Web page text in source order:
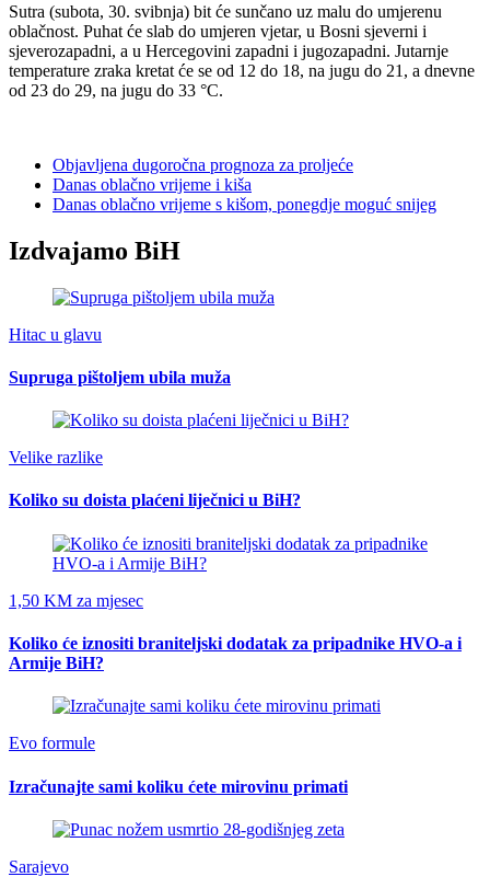
Sutra (subota, 30. svibnja) bit će sunčano uz malu do umjerenu
oblačnost. Puhat će slab do umjeren vjetar, u Bosni sjeverni i
sjeverozapadni, a u Hercegovini zapadni i jugozapadni. Jutarnje
temperature zraka kretat će se od 12 do 18, na jugu do 21, a dnevne
od 23 do 29, na jugu do 33 °C.
Objavljena dugoročna prognoza za proljeće
Danas oblačno vrijeme i kiša
Danas oblačno vrijeme s kišom, ponegdje moguć snijeg
Izdvajamo BiH
Hitac u glavu
Supruga pištoljem ubila muža
Velike razlike
Koliko su doista plaćeni liječnici u BiH?
1,50 KM za mjesec
Koliko će iznositi braniteljski dodatak za pripadnike HVO-a i
Armije BiH?
Evo formule
Izračunajte sami koliku ćete mirovinu primati
Sarajevo